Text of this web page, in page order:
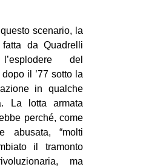
scenario, la
fatta da Quadrelli
del
il ’77 sotto la
in qualche
La lotta armata
perché, come
abusata, “molti
il tramonto
ma